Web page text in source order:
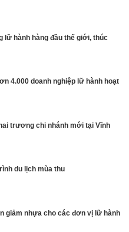
lữ hành hàng đầu thế giới, thúc
4.000 doanh nghiệp lữ hành hoạt
trương chi nhánh mới tại Vĩnh
du lịch mùa thu
giảm nhựa cho các đơn vị lữ hành